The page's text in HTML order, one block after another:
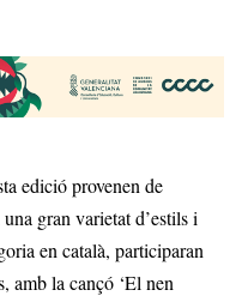
edició provenen de
gran varietat d’estils i
en català, participaran
amb la cançó ‘El nen